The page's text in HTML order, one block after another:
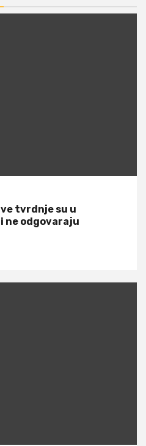
tvrdnje su u
ne odgovaraju